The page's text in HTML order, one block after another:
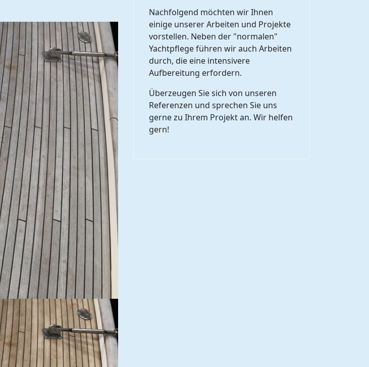
Nachfolgend möchten wir Ihnen
einige unserer Arbeiten und Projekte
vorstellen. Neben der "normalen"
Yachtpflege führen wir auch Arbeiten
durch, die eine intensivere
Aufbereitung erfordern.
Überzeugen Sie sich von unseren
Referenzen und sprechen Sie uns
gerne zu Ihrem Projekt an. Wir helfen
gern!